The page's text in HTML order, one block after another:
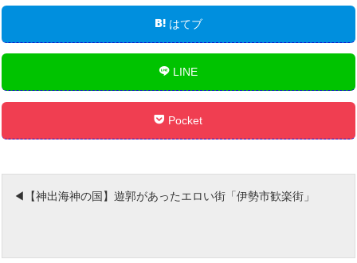
はてブ
LINE
Pocket
【神出海神の国】遊郭があったエロい街「伊勢市歓楽街」